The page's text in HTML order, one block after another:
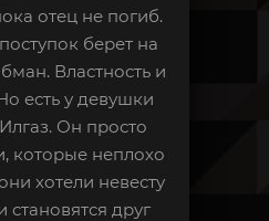
отец не погиб.
берет на
Властность и
есть у девушки
Он просто
которые неплохо
хотели невесту
друг